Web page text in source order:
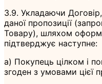
3.9. Укладаючи
даної пропозиції
Товару), шляхом
підтверджує наступне:
а) Покупець цілком і
згоден з умовами цієї